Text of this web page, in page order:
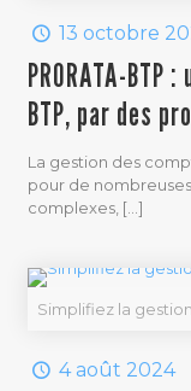
13 octobre
PRORATA-
BTP, par des
La gestion des
pour de
complexes, […]
Simplifiez la
4 août 2024